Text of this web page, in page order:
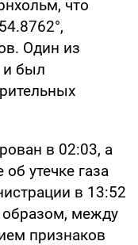
что
Один из
и был
в 02:03, а
утечке газа
в 13:52
образом, между
признаков